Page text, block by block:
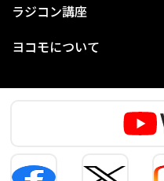
ラジコン講座
ヨコモについて